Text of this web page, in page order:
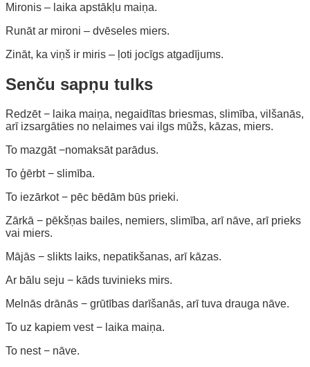
Mironis – laika apstākļu maiņa.
Runāt ar mironi – dvēseles miers.
Zināt, ka viņš ir miris – ļoti jocīgs atgadījums.
Senču sapņu tulks
Redzēt − laika maiņa, negaidītas briesmas, slimība, vilšanās,
arī izsargāties no nelaimes vai ilgs mūžs, kāzas, miers.
To mazgāt −nomaksāt parādus.
To ģērbt − slimība.
To iezārkot − pēc bēdām būs prieki.
Zārkā − pēkšņas bailes, nemiers, slimība, arī nāve, arī prieks
vai miers.
Mājās − slikts laiks, nepatikšanas, arī kāzas.
Ar bālu seju − kāds tuvinieks mirs.
Melnās drānās − grūtības darīšanās, arī tuva drauga nāve.
To uz kapiem vest − laika maiņa.
To nest − nāve.